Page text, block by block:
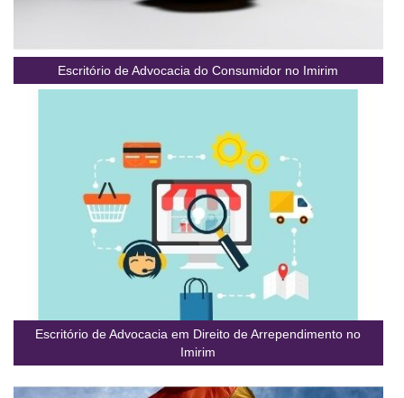
Escritório de Advocacia do Consumidor no Imirim
Escritório de Advocacia em Direito de Arrependimento no
Imirim